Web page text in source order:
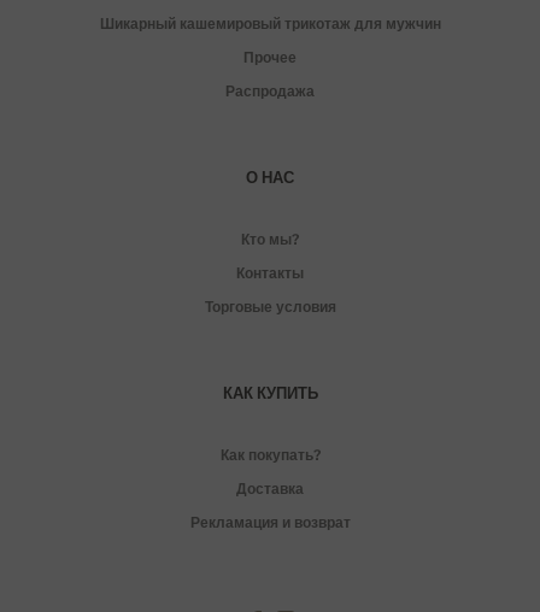
Шикарный кашемировый трикотаж для мужчин
Прочее
Распродажа
О НАС
Кто мы?
Контакты
Торговые условия
КАК КУПИТЬ
Как покупать?
Доставка
Рекламация и возврат